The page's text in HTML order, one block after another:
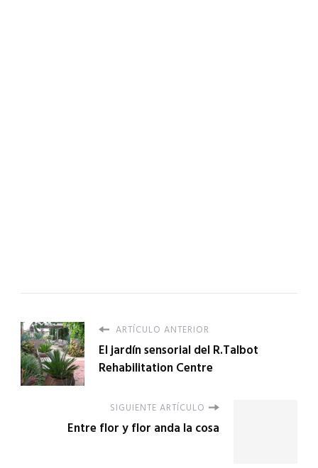
ARTÍCULO ANTERIOR
El jardín sensorial del R.Talbot
Rehabilitation Centre
SIGUIENTE ARTÍCULO
Entre flor y flor anda la cosa